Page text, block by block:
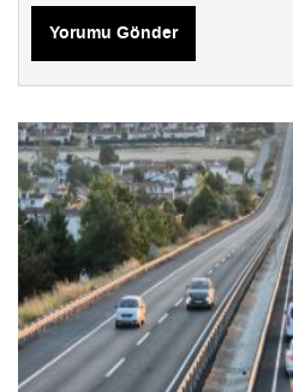
Yorumu Gönder